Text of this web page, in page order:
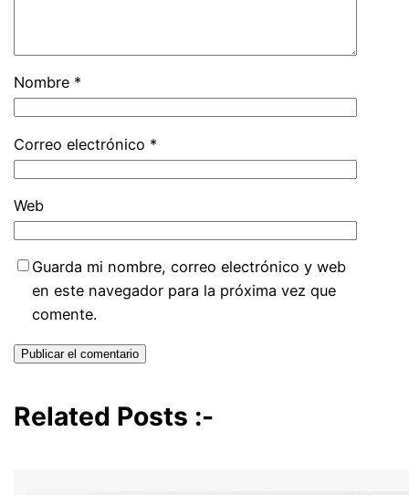
Nombre *
Correo electrónico *
Web
Guarda mi nombre, correo electrónico y web
en este navegador para la próxima vez que
comente.
Related Posts :-